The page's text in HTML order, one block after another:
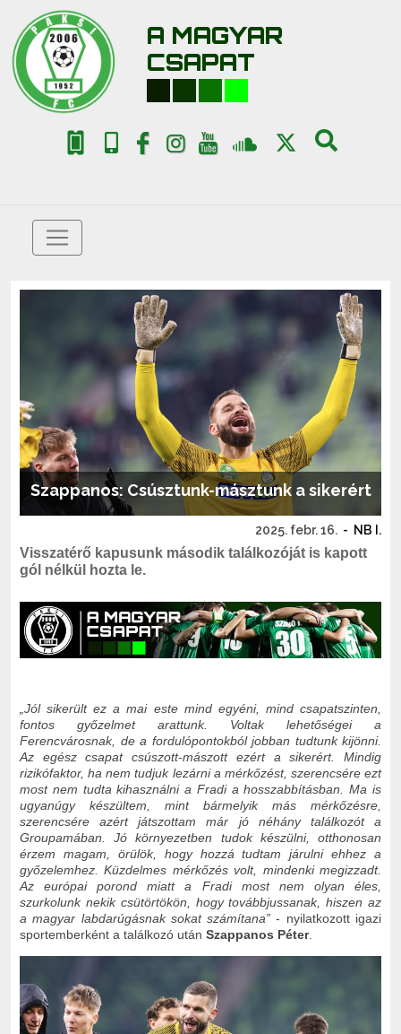
A MAGYAR
CSAPAT
Szappanos: Csúsztunk-másztunk a sikerért
2025. febr. 16. - NB I.
Visszatérő kapusunk második találkozóját is kapott
gól nélkül hozta le.
„Jól sikerült ez a mai este mind egyéni, mind csapatszinten,
fontos győzelmet arattunk. Voltak lehetőségei a
Ferencvárosnak, de a fordulópontokból jobban tudtunk kijönni.
Az egész csapat csúszott-mászott ezért a sikerért. Mindig
rizikófaktor, ha nem tudjuk lezárni a mérkőzést, szerencsére ezt
most nem tudta kihasználni a Fradi a hosszabbításban. Ma is
ugyanúgy készültem, mint bármelyik más mérkőzésre,
szerencsére azért játszottam már jó néhány találkozót a
Groupamában. Jó környezetben tudok készülni, otthonosan
érzem magam, örülök, hogy hozzá tudtam járulni ehhez a
győzelemhez. Küzdelmes mérkőzés volt, mindenki megizzadt.
Az európai porond miatt a Fradi most nem olyan éles,
szurkolunk nekik csütörtökön, hogy továbbjussanak, hiszen az
a magyar labdarúgásnak sokat számítana” - nyilatkozott igazi
sportemberként a találkozó után Szappanos Péter.